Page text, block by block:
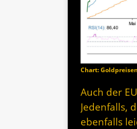
Chart:
Auch der
Jedenfalls,
ebenfalls